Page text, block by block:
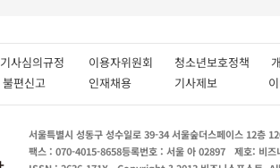
기사심의규정 이용자위원회 청소년보호정책
불편신고 인재채용 기사제보
서울특별시 성동구 성수일로 39-34 서울숲더스페이스 12층
팩스 : 070-4015-8658등록번호 : 서울 아 02897 제호: 비즈